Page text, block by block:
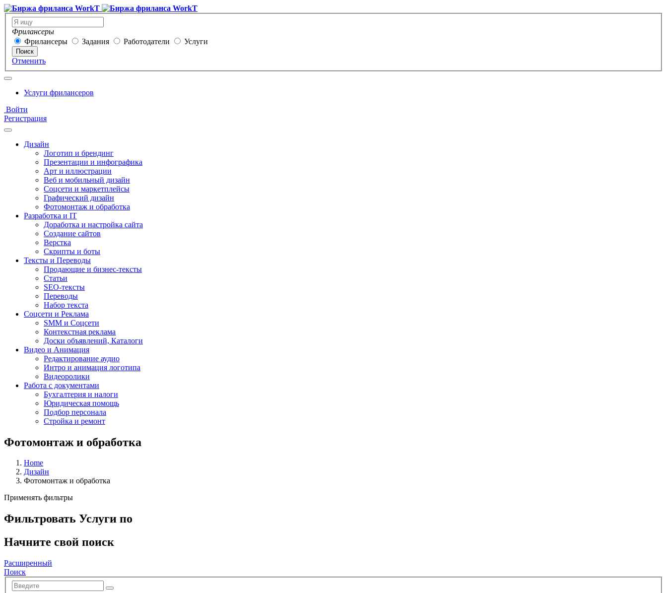
Фрилансеры
Фрилансеры
Задания Работодатели Услуги
Поиск
Отменить
Услуги фрилансеров
Войти
Регистрация
Дизайн
Логотип и брендинг
Презентации и инфографика
Арт и иллюстрации
Веб и мобильный дизайн
Соцсети и маркетплейсы
Графический дизайн
Фотомонтаж и обработка
Разработка и IT
Доработка и настройка сайта
Создание сайтов
Верстка
Скрипты и боты
Тексты и Переводы
Продающие и бизнес-тексты
Статьи
SEO-тексты
Переводы
Набор текста
Соцсети и Реклама
SMM и Соцсети
Контекстная реклама
Доски объявлений, Каталоги
Видео и Анимация
Редактирование аудио
Интро и анимация логотипа
Видеоролики
Работа с документами
Бухгалтерия и налоги
Юридическая помощь
Подбор персонала
Стройка и ремонт
Фотомонтаж и обработка
Home
Дизайн
Фотомонтаж и обработка
Применять фильтры
Фильтровать Услуги по
Начните свой поиск
Расширенный
Поиск